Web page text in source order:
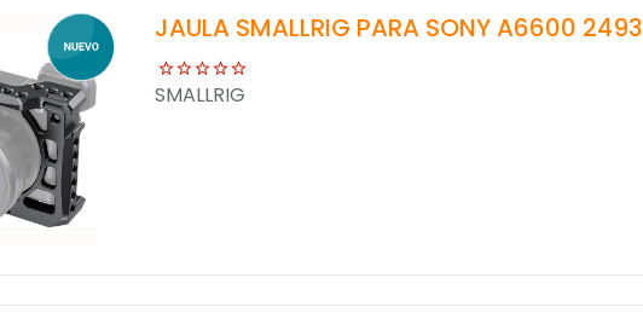
JAULA SMALLRIG PARA SONY A6600 2493
SMALLRIG